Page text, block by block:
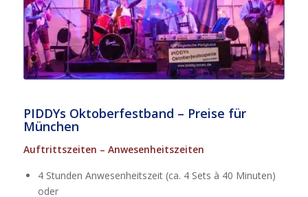
PIDDYs Oktoberfestband – Preise für
München
Auftrittszeiten – Anwesenheitszeiten
4 Stunden Anwesenheitszeit (ca. 4 Sets à 40 Minuten)
oder